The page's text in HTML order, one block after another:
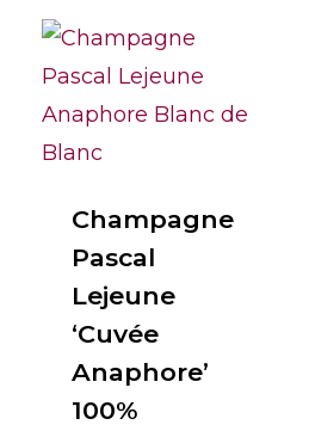
Champagne
Pascal
Lejeune
‘Cuvée
Anaphore’
100%